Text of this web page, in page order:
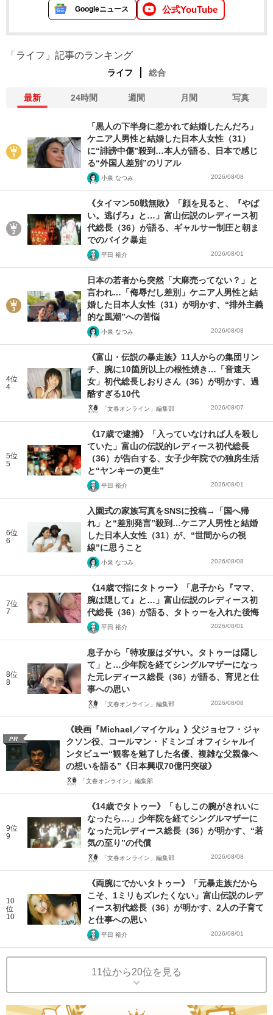
Googleニュース 公式YouTube
「ライフ」記事のランキング
ライフ 総合
最新 24時間 週間 月間 写真
「黒人の下半身に惹かれて結婚したんだろ」
ケニア人男性と結婚した日本人女性（31）
に“誹謗中傷”殺到…本人が語る、日本で感じ
る“外国人差別”のリアル
小泉 なつみ 2026/08/08
《タイマン50戦無敗》「顔を見ると、『やば
い。逃げろ』と…」富山伝説のレディース初
代総長（36）が語る、ギャルサー制圧と朝ま
でのバイク暴走
平田 裕介 2026/08/01
日本の若者から突然「大麻売ってない？」と
言われ…「侮辱だし差別」ケニア人男性と結
婚した日本人女性（31）が明かす、“排外主義
的な風潮”への苦悩
小泉 なつみ 2026/08/08
4位
4
《富山・伝説の暴走族》11人からの集団リン
チ、腕に10箇所以上の根性焼き…「音速天
女」初代総長しおりさん（36）が明かす、過
酷すぎる10代
「文春オンライン」編集部 2026/08/07
5位
5
《17歳で逮捕》「入っていなければ人を殺し
ていた」富山の伝説的レディース初代総長
（36）が告白する、女子少年院での独房生活
と“ヤンキーの更生”
平田 裕介 2026/08/01
6位
6
入園式の家族写真をSNSに投稿→「国へ帰
れ」と“差別発言”殺到…ケニア人男性と結婚
した日本人女性（31）が、“世間からの視
線”に思うこと
小泉 なつみ 2026/08/08
7位
7
《14歳で指にタトゥー》「息子から『ママ、
腕は隠して』と…」富山伝説のレディース初
代総長（36）が語る、タトゥーを入れた後悔
平田 裕介 2026/08/01
8位
8
息子から「特攻服はダサい。タトゥーは隠し
て」と…少年院を経てシングルマザーになっ
た元レディース総長（36）が語る、育児と仕
事への思い
「文春オンライン」編集部 2026/08/08
PR
《映画『Michael／マイケル』》父ジョセフ・ジャ
クソン役、コールマン・ドミンゴ オフィシャルイ
ンタビュー“観客を魅了した名優、複雑な父親像へ
の想いを語る”《日本興収70億円突破》
「文春オンライン」編集部
9位
9
《14歳でタトゥー》「もしこの腕がきれいに
なったら…」少年院を経てシングルマザーに
なった元レディース総長（36）が明かす、“若
気の至り”の代償
「文春オンライン」編集部 2026/08/08
10
位
10
《両腕にでかいタトゥー》「元暴走族だから
こそ、1ミリもズレたくない」富山伝説のレデ
ィース初代総長（36）が明かす、2人の子育て
と仕事への思い
平田 裕介 2026/08/01
11位から20位を見る